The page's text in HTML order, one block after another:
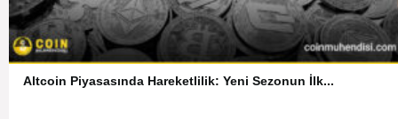
Altcoin Piyasasında Hareketlilik: Yeni Sezonun İlk...